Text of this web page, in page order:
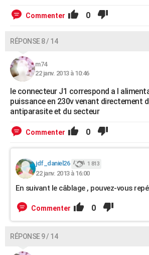
Commenter 0
RÉPONSE 8 / 14
m74
22 janv. 2013 à 10:46
le connecteur J1 correspond a l
puissance en 230v venant directement
antiparasite et du secteur
Commenter 0
jdf_daniel26 1 813
22 janv. 2013 à 16:00
En suivant le câblage , pouvez-vous
Commenter 0
RÉPONSE 9 / 14